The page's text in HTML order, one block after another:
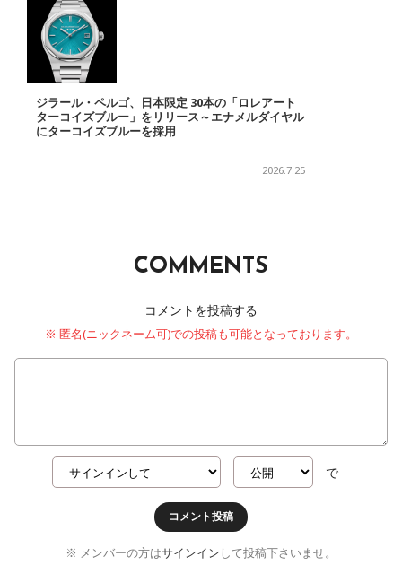
ジラール・ペルゴ、日本限定 30本の「ロレアート
ターコイズブルー」をリリース～エナメルダイヤル
にターコイズブルーを採用
2026.7.25
COMMENTS
コメントを投稿する
※ 匿名(ニックネーム可)での投稿も可能となっております。
で
コメント投稿
※ メンバーの方はサインイン して投稿下さいませ。